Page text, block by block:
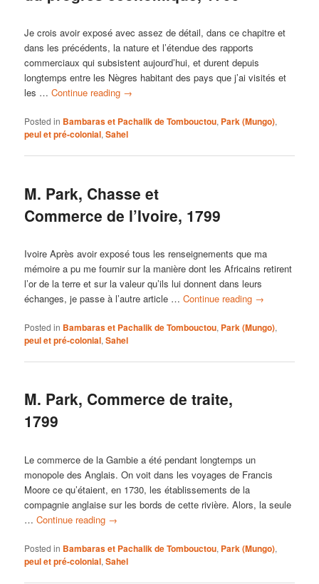
Je crois avoir exposé avec assez de détail, dans ce chapitre et
dans les précédents, la nature et l’étendue des rapports
commerciaux qui subsistent aujourd’hui, et durent depuis
longtemps entre les Nègres habitant des pays que j’ai visités et
les …Continue reading →
Posted in Bambaras et Pachalik de Tombouctou, Park (Mungo),
peul et pré-colonial,Sahel
M. Park, Chasse et
Commerce de l’Ivoire, 1799
Ivoire Après avoir exposé tous les renseignements que ma
mémoire a pu me fournir sur la manière dont les Africains retirent
l’or de la terre et sur la valeur qu’ils lui donnent dans leurs
échanges, je passe à l’autre article …Continue reading →
Posted in Bambaras et Pachalik de Tombouctou, Park (Mungo),
peul et pré-colonial,Sahel
M. Park, Commerce de traite,
1799
Le commerce de la Gambie a été pendant longtemps un
monopole des Anglais. On voit dans les voyages de Francis
Moore ce qu’étaient, en 1730, les établissements de la
compagnie anglaise sur les bords de cette rivière. Alors, la seule
…Continue reading →
Posted in Bambaras et Pachalik de Tombouctou, Park (Mungo),
peul et pré-colonial,Sahel